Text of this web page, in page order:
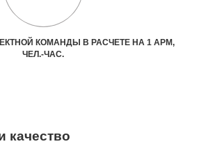
КОМАНДЫ В РАСЧЕТЕ НА 1 АРМ,
ЧЕЛ.-ЧАС.
качество